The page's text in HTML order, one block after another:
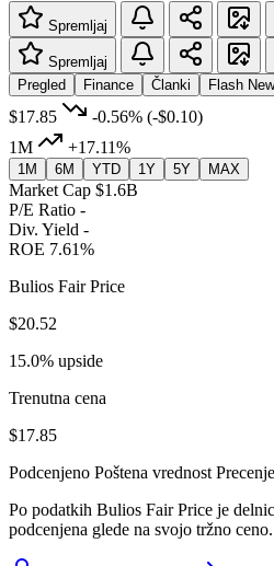
Spremljaj
Spremljaj
Pregled
Finance Članki Flash
$17.85 -0.56% (-$0.10)
1M
+17.11%
1M 6M YTD 1Y 5Y MAX
Market Cap $1.6B
P/E Ratio -
Div. Yield -
ROE 7.61%
Bulios Fair Price
$20.52
15.0% upside
Trenutna cena
$17.85
Podcenjeno Poštena vrednost
Po podatkih Bulios Fair Price je
podcenjena glede na svojo tržno ceno.